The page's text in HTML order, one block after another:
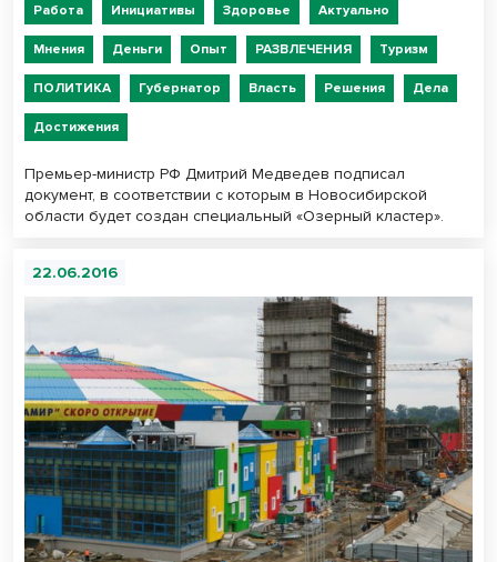
Работа Инициативы Здоровье Актуально
Мнения Деньги Опыт РАЗВЛЕЧЕНИЯ Туризм
ПОЛИТИКА Губернатор Власть Решения Дела
Достижения
Премьер-министр РФ Дмитрий Медведев подписал
документ, в соответствии с которым в Новосибирской
области будет создан специальный «Озерный кластер».
22.06.2016